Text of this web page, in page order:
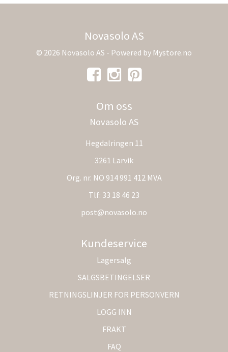
Novasolo AS
© 2026 Novasolo AS - Powered by Mystore.no
Om oss
Novasolo AS
Hegdalringen 11
3261 Larvik
Org. nr. NO 914 991 412 MVA
Tlf: 33 18 46 23
post@novasolo.no
Kundeservice
Lagersalg
SALGSBETINGELSER
RETNINGSLINJER FOR PERSONVERN
LOGG INN
FRAKT
FAQ